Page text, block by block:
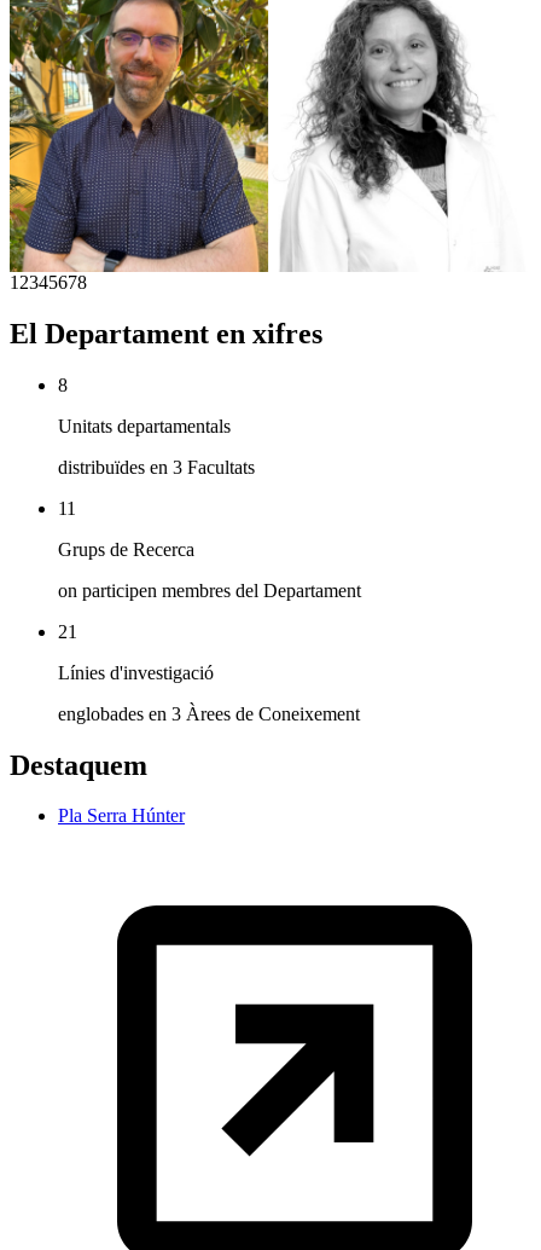
1 2345678
El Departament en xifres
8
Unitats departamentals
distribuïdes en 3 Facultats
11
Grups de Recerca
on participen membres del Departament
21
Línies d'investigació
englobades en 3 Àrees de Coneixement
Destaquem
Pla Serra Húnter